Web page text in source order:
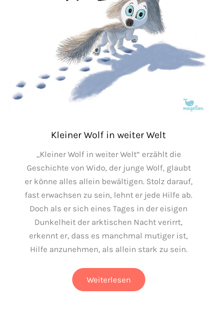
Kleiner Wolf in weiter Welt
„Kleiner Wolf in weiter Welt“ erzählt die
Geschichte von Wido, der junge Wolf, glaubt
er könne alles allein bewältigen. Stolz darauf,
fast erwachsen zu sein, lehnt er jede Hilfe ab.
Doch als er sich eines Tages in der eisigen
Dunkelheit der arktischen Nacht verirrt,
erkennt er, dass es manchmal mutiger ist,
Hilfe anzunehmen, als allein stark zu sein.
Kleiner
Wolf
Weiterlesen